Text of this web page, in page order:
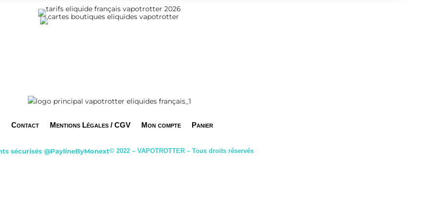
Contact Mentions Légales / CGV Mon compte Panier
sécurisés @PaylineByMonext© 2022 – VAPOTROTTER – Tous droits réservés